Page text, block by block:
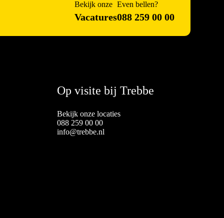
Bekijk onze
Vacatures
Even bellen?
088 259 00 00
Op visite bij Trebbe
Bekijk onze locaties
088 259 00 00
info@trebbe.nl